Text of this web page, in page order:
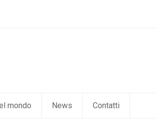
mondo News Contatti